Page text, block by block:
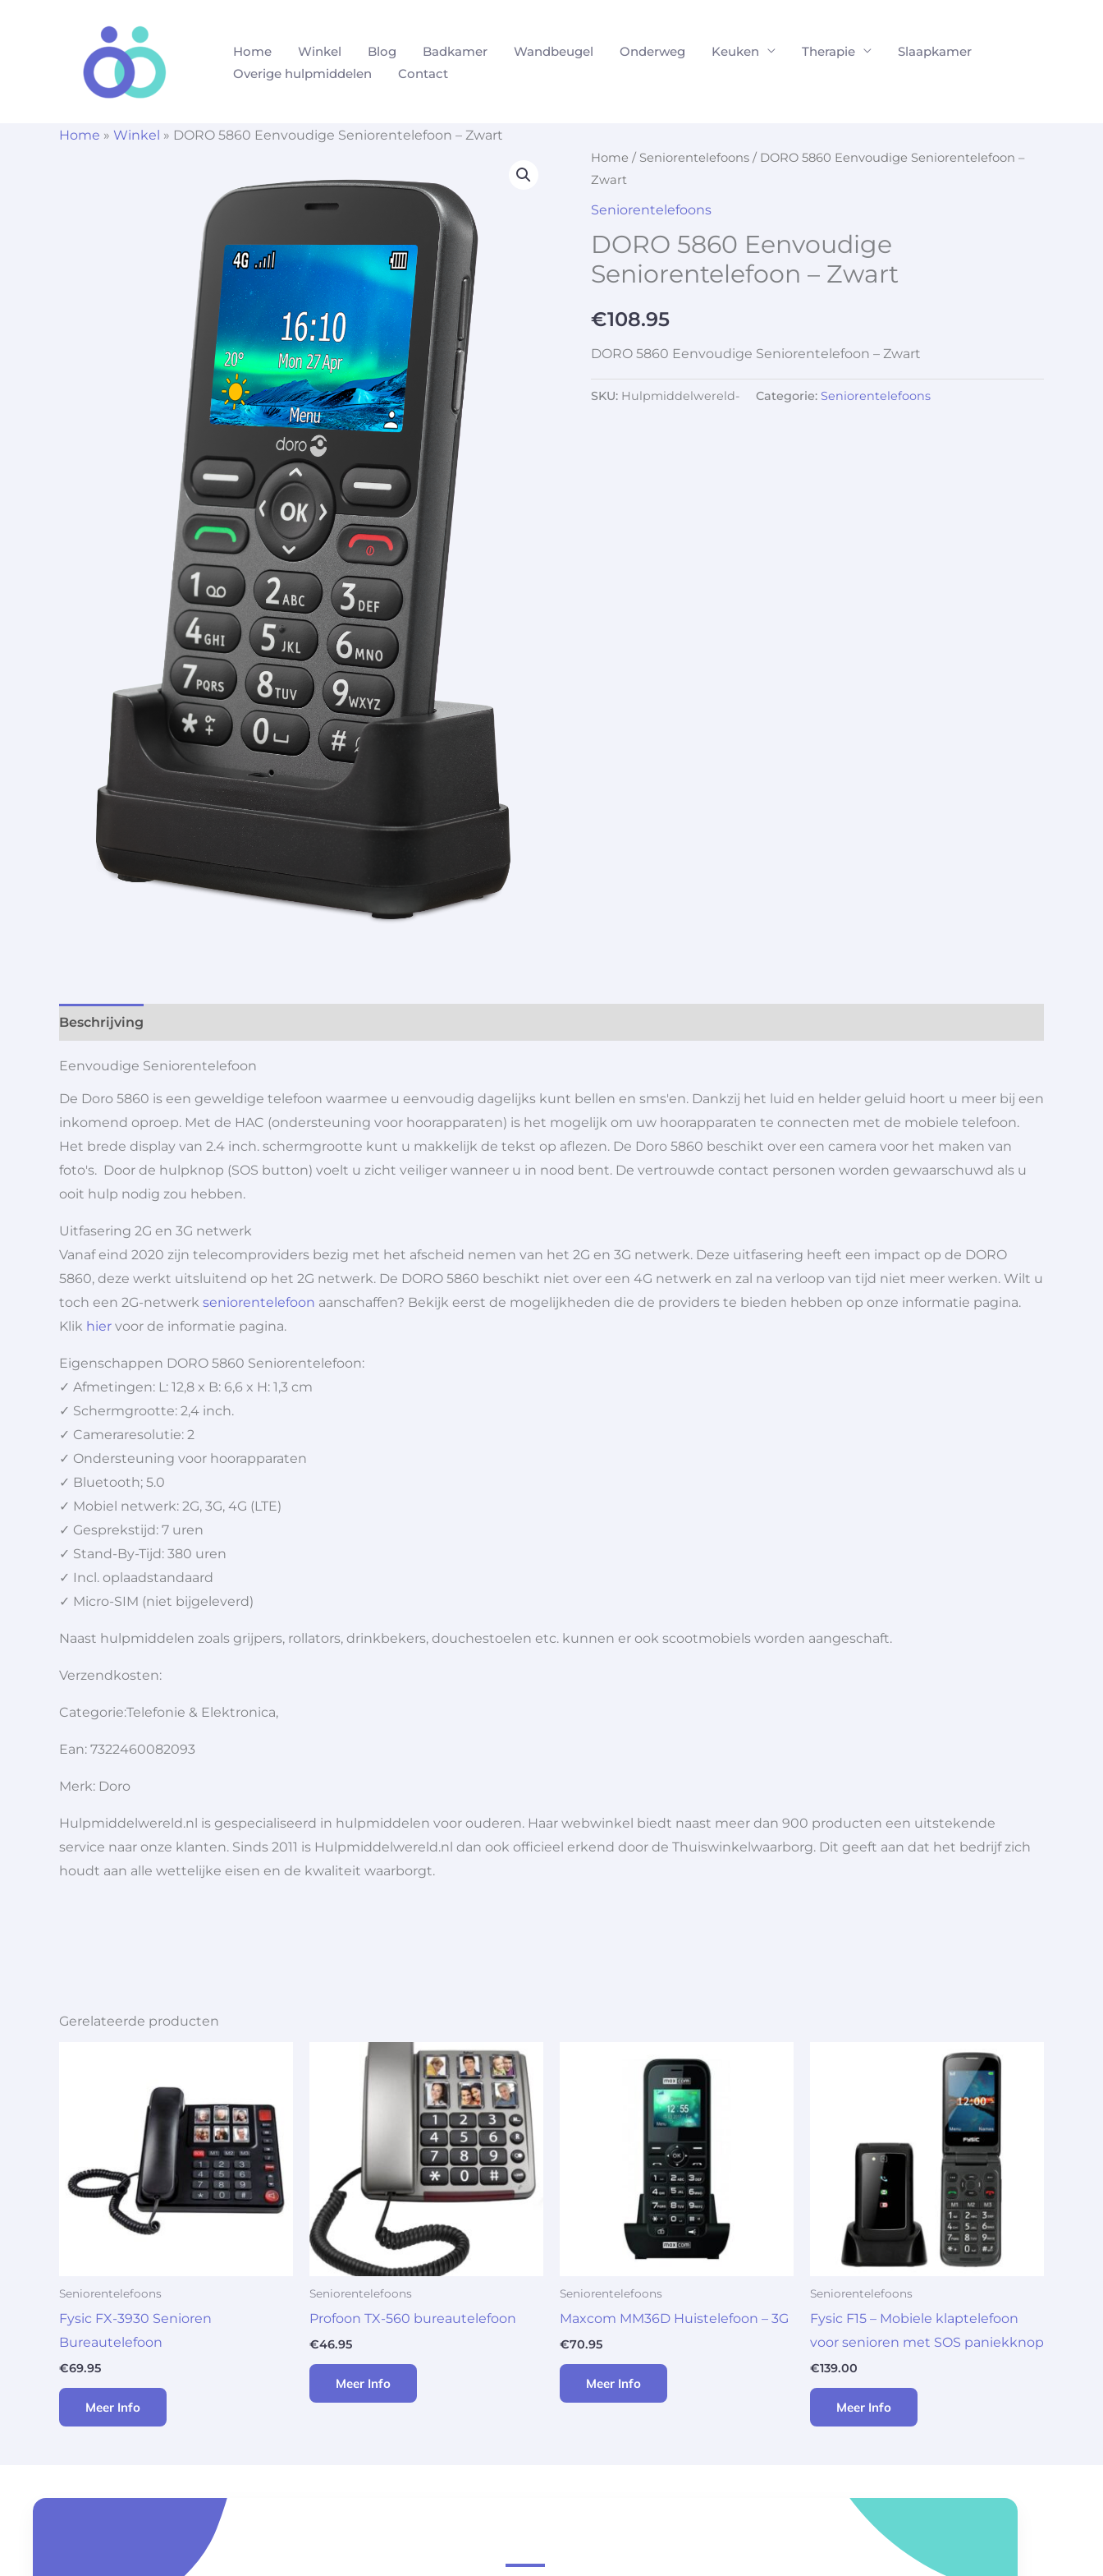
Home Winkel Blog Badkamer Wandbeugel Onderweg Keuken Therapie
Slaapkamer
Overige hulpmiddelen
Contact
Home » Winkel » DORO 5860 Eenvoudige Seniorentelefoon – Zwart
Home / Seniorentelefoons / DORO 5860 Eenvoudige Seniorentelefoon –
Zwart
Seniorentelefoons
DORO 5860 Eenvoudige
Seniorentelefoon – Zwart
€108.95
DORO 5860 Eenvoudige Seniorentelefoon – Zwart
SKU: Hulpmiddelwereld- Categorie: Seniorentelefoons
Beschrijving
Eenvoudige Seniorentelefoon
De Doro 5860 is een geweldige telefoon waarmee u eenvoudig dagelijks kunt bellen en sms'en. Dankzij het luid en helder geluid hoort u meer bij een
inkomend oproep. Met de HAC (ondersteuning voor hoorapparaten) is het mogelijk om uw hoorapparaten te connecten met de mobiele telefoon.
Het brede display van 2.4 inch. schermgrootte kunt u makkelijk de tekst op aflezen. De Doro 5860 beschikt over een camera voor het maken van
foto's. Door de hulpknop (SOS button) voelt u zicht veiliger wanneer u in nood bent. De vertrouwde contact personen worden gewaarschuwd als u
ooit hulp nodig zou hebben.
Uitfasering 2G en 3G netwerk
Vanaf eind 2020 zijn telecomproviders bezig met het afscheid nemen van het 2G en 3G netwerk. Deze uitfasering heeft een impact op de DORO
5860, deze werkt uitsluitend op het 2G netwerk. De DORO 5860 beschikt niet over een 4G netwerk en zal na verloop van tijd niet meer werken. Wilt u
toch een 2G-netwerk seniorentelefoon aanschaffen? Bekijk eerst de mogelijkheden die de providers te bieden hebben op onze informatie pagina.
Klik hier voor de informatie pagina.
Eigenschappen DORO 5860 Seniorentelefoon:
✓ Afmetingen: L: 12,8 x B: 6,6 x H: 1,3 cm
✓ Schermgrootte: 2,4 inch.
✓ Cameraresolutie: 2
✓ Ondersteuning voor hoorapparaten
✓ Bluetooth; 5.0
✓ Mobiel netwerk: 2G, 3G, 4G (LTE)
✓ Gesprekstijd: 7 uren
✓ Stand-By-Tijd: 380 uren
✓ Incl. oplaadstandaard
✓ Micro-SIM (niet bijgeleverd)
Naast hulpmiddelen zoals grijpers, rollators, drinkbekers, douchestoelen etc. kunnen er ook scootmobiels worden aangeschaft.
Verzendkosten:
Categorie:Telefonie & Elektronica,
Ean: 7322460082093
Merk: Doro
Hulpmiddelwereld.nl is gespecialiseerd in hulpmiddelen voor ouderen. Haar webwinkel biedt naast meer dan 900 producten een uitstekende
service naar onze klanten. Sinds 2011 is Hulpmiddelwereld.nl dan ook officieel erkend door de Thuiswinkelwaarborg. Dit geeft aan dat het bedrijf zich
houdt aan alle wettelijke eisen en de kwaliteit waarborgt.
Gerelateerde producten
Seniorentelefoons
Fysic FX-3930 Senioren
Bureautelefoon
€69.95
Meer Info
Seniorentelefoons
Profoon TX-560 bureautelefoon
€46.95
Meer Info
Seniorentelefoons
Maxcom MM36D Huistelefoon – 3G
€70.95
Meer Info
Seniorentelefoons
Fysic F15 – Mobiele klaptelefoon
voor senioren met SOS paniekknop
€139.00
Meer Info